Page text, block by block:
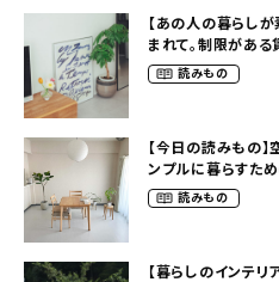
【あの人の暮らし
まれて。制限があ
狭くても好きな暮
読みもの
【今日の読みもの
ンプルに暮らすた
読みもの
【暮らしのインテリ